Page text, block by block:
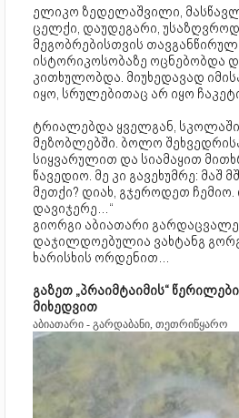
ელიკო ზედელაშვილი,
ცელქი, დაუდეგარი,
მეგობრებისთვის
ისტორიკოსობაზე ოცნებობდა
კითხულობდა. მიუხედავად
იყო, სრულებითაც არ იყო
ტრიალებდა ყველგან, სკოლაში,
მეზობლებში. ბოლო
სიყვარულით და სიამაყით
წავედიო. მე კი გავეხუმრე: მაშ
მეთქი? დიახ, გჯეროდეთ ჩემიო.
დავიჯერე…“
გიორგი აბიათარი
დაჯილდოებულია ვახტანგ
ხარისხის ორდენით…
გაზეთ „პრაიმტაიმის“
მიხედვით
აბიათარი - გარდაბანი, თეთრიწყარო